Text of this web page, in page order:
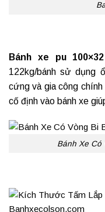
Bánh xe pu
122kg/bánh sử dụng
cứng và gia công
cố định vào bánh xe
Bánh Xe Có